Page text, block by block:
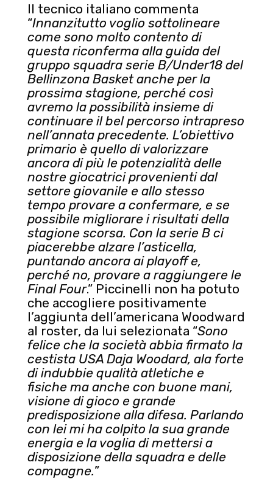
Il tecnico italiano commenta
“Innanzitutto voglio sottolineare
come sono molto contento di
questa riconferma alla guida del
gruppo squadra serie B/Under18 del
Bellinzona Basket anche per la
prossima stagione, perché così
avremo la possibilità insieme di
continuare il bel percorso intrapreso
nell’annata precedente. L’obiettivo
primario è quello di valorizzare
ancora di più le potenzialità delle
nostre giocatrici provenienti dal
settore giovanile e allo stesso
tempo provare a confermare, e se
possibile migliorare i risultati della
stagione scorsa. Con la serie B ci
piacerebbe alzare l’asticella,
puntando ancora ai playoff e,
perché no, provare a raggiungere le
Final Four.” Piccinelli non ha potuto
che accogliere positivamente
l’aggiunta dell’americana Woodward
al roster, da lui selezionata “Sono
felice che la società abbia firmato la
cestista USA Daja Woodard, ala forte
di indubbie qualità atletiche e
fisiche ma anche con buone mani,
visione di gioco e grande
predisposizione alla difesa. Parlando
con lei mi ha colpito la sua grande
energia e la voglia di mettersi a
disposizione della squadra e delle
compagne.”